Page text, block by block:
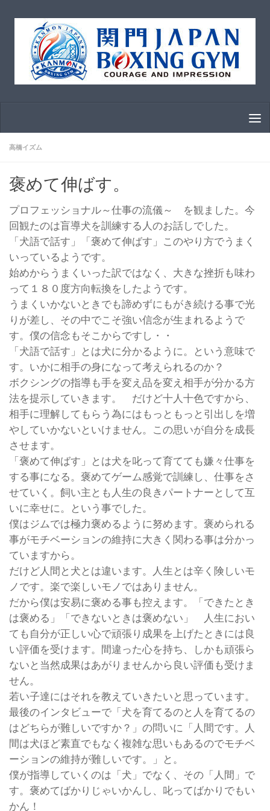
コンテンツへスキップ
高橋イズム
褒めて伸ばす。
プロフェッショナル～仕事の流儀～ を観ました。今
回観たのは盲導犬を訓練する人のお話しでした。
「犬語で話す」「褒めて伸ばす」このやり方でうまく
いっているようです。
始めからうまくいった訳ではなく、大きな挫折も味わ
って１８０度方向転換をしたようです。
うまくいかないときでも諦めずにもがき続ける事で光
りが差し、その中でこそ強い信念が生まれるようで
す。僕の信念もそこからですし・・
「犬語で話す」とは犬に分かるように。という意味で
す。いかに相手の身になって考えられるのか？
ボクシングの指導も手を変え品を変え相手が分かる方
法を提示していきます。 だけど十人十色ですから、
相手に理解してもらう為にはもっともっと引出しを増
やしていかないといけません。この思いが自分を成長
させます。
「褒めて伸ばす」とは犬を叱って育てても嫌々仕事を
する事になる。褒めてゲーム感覚で訓練し、仕事をさ
せていく。飼い主とも人生の良きパートナーとして互
いに幸せに。という事でした。
僕はジムでは極力褒めるように努めます。褒められる
事がモチベーションの維持に大きく関わる事は分かっ
ていますから。
だけど人間と犬とは違います。人生とは辛く険しいモ
ノです。楽で楽しいモノではありません。
だから僕は安易に褒める事も控えます。「できたとき
は褒める」「できないときは褒めない」 人生におい
ても自分が正しい心で頑張り成果を上げたときには良
い評価を受けます。間違った心を持ち、しかも頑張ら
ないと当然成果はあがりませんから良い評価も受けま
せん。
若い子達にはそれを教えていきたいと思っています。
最後のインタビューで「犬を育てるのと人を育てるの
はどちらが難しいですか？」の問いに「人間です。人
間は犬ほど素直でもなく複雑な思いもあるのでモチベ
ーションの維持が難しいです。」と。
僕が指導していくのは「犬」でなく、その「人間」で
す。褒めてばかりじゃいかんし、叱ってばかりでもい
かん！